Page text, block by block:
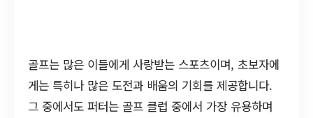
골프는 많은 이들에게 사랑받는 스포츠이며, 초보자에
게는 특히나 많은 도전과 배움의 기회를 제공합니다.
그 중에서도 퍼터는 골프 클럽 중에서 가장 유용하며